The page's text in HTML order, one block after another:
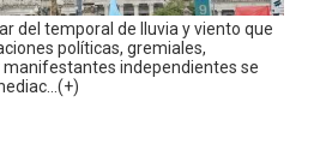
del temporal de lluvia y viento que
políticas, gremiales,
independientes se